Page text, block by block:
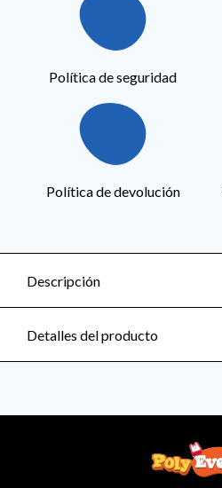
Política de seguridad
Política de devolución
Descripción
Detalles del producto